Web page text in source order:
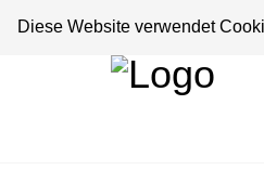
Diese Website verwendet